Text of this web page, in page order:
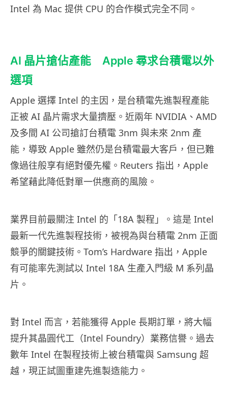
Intel 為 Mac 提供 CPU 的合作模式完全不同。
AI 晶片搶佔產能 Apple 尋求台積電以外
選項
Apple 選擇 Intel 的主因，是台積電先進製程產能
正被 AI 晶片需求大量擠壓。近兩年 NVIDIA、AMD
及多間 AI 公司搶訂台積電 3nm 與未來 2nm 產
能，導致 Apple 雖然仍是台積電最大客戶，但已難
像過往般享有絕對優先權。Reuters 指出，Apple
希望藉此降低對單一供應商的風險。
業界目前最關注 Intel 的「18A 製程」。這是 Intel
最新一代先進製程技術，被視為與台積電 2nm 正面
競爭的關鍵技術。Tom’s Hardware 指出，Apple
有可能率先測試以 Intel 18A 生產入門級 M 系列晶
片。
對 Intel 而言，若能獲得 Apple 長期訂單，將大幅
提升其晶圓代工（Intel Foundry）業務信譽。過去
數年 Intel 在製程技術上被台積電與 Samsung 超
越，現正試圖重建先進製造能力。